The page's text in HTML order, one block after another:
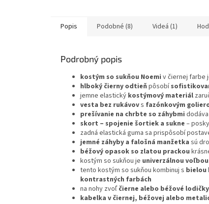
Popis Podobné (8) Videá (1)
Podrobný popis
kostým so sukňou Noemi v čiernej farbe
hlboký čierny odtieň pôsobí
jemne elastický kostýmový materiál
vesta bez rukávovs fazónkovým
prešívanie na chrbte so záhybmi
skort – spojenie šortiek a sukne –
zadná elastická guma sa prispôsobí
jemné záhyby a falošná manžetka sú
béžový opasok so zlatou prackou
kostým so sukňou je univerzálnou
tento kostým so sukňou kombinuj s bielou
kontrastných farbách
na nohy zvoľ čierne alebo béžové
kabelka v čiernej, béžovej alebo